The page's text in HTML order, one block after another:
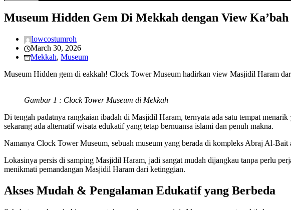
Museum Hidden Gem Di Mekkah dengan View Ka’bah
lowcostumroh
March 30, 2026
Mekkah, Museum
Museum Hidden gem di eakkah! Clock Tower Museum hadirkan view Masjidil Haram
Gambar 1 : Clock Tower Museum di Mekkah
Di tengah padatnya rangkaian ibadah di Masjidil Haram, ternyata ada satu tempat
sekarang ada alternatif wisata edukatif yang tetap bernuansa islami dan penuh makna.
Namanya Clock Tower Museum, sebuah museum yang berada di kompleks Abraj Al-
Lokasinya persis di samping Masjidil Haram, jadi sangat mudah dijangkau tanpa perlu
menikmati pemandangan Masjidil Haram dari ketinggian.
Akses Mudah & Pengalaman Edukatif yang Berbeda